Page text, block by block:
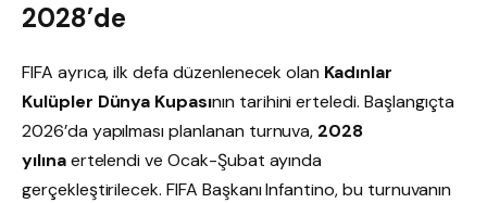
2028’de
FIFA ayrıca, ilk defa düzenlenecek olan Kadınlar
Kulüpler Dünya Kupasının tarihini erteledi. Başlangıçta
2026’da yapılması planlanan turnuva, 2028
yılınaertelendi ve Ocak-Şubat ayında
gerçekleştirilecek. FIFA Başkanı Infantino, bu turnuvanın